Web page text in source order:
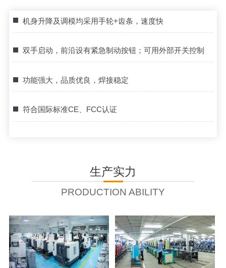
机身升降及调模均采用手轮+齿条，速度快
双手启动，前沿设有紧急制动按钮；可用外部开关控制
功能强大，品质优良，焊接稳定
符合国际标准CE、FCC认证
生产实力
PRODUCTION ABILITY